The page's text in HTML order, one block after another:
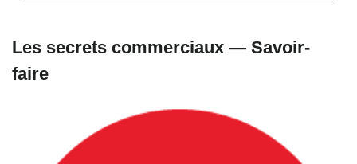
Les secrets commerciaux — Savoir-
faire